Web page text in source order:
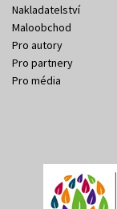
Nakladatelství
Maloobchod
Pro autory
Pro partnery
Pro média